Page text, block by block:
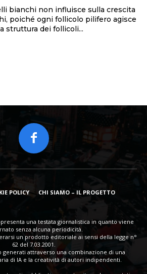
bianchi non influisce sulla crescita
poiché ogni follicolo pilifero agisce
struttura dei follicoli...
POLICY CHI SIAMO – IL PROGETTO
una testata giornalistica in quanto viene
senza alcuna periodicità.
un prodotto editoriale ai sensi della legge n°
62 del 7.03.2001.
generati attraverso una combinazione di una
di IA e la creatività di autori indipendenti.